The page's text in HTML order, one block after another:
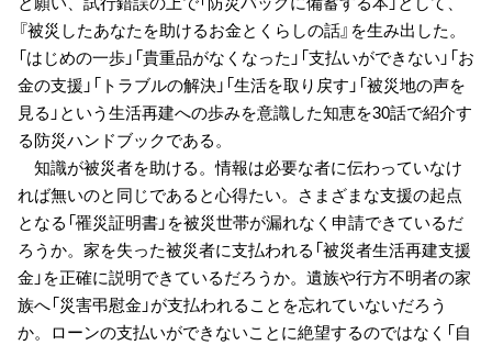
『被災したあなたを助けるお金とくらしの話』を生み出した。
「はじめの一歩」「貴重品がなくなった」「支払いができない」「お
金の支援」「トラブルの解決」「生活を取り戻す」「被災地の声を
見る」という生活再建への歩みを意識した知恵を30話で紹介す
る防災ハンドブックである。
知識が被災者を助ける。情報は必要な者に伝わっていなけ
れば無いのと同じであると心得たい。さまざまな支援の起点
となる「罹災証明書」を被災世帯が漏れなく申請できているだ
ろうか。家を失った被災者に支払われる「被災者生活再建支援
金」を正確に説明できているだろうか。遺族や行方不明者の家
族へ「災害弔慰金」が支払われることを忘れていないだろう
か。ローンの支払いができないことに絶望するのではなく「自